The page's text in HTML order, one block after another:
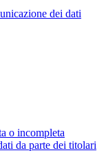
dei dati
o incompleta
da parte dei titolari